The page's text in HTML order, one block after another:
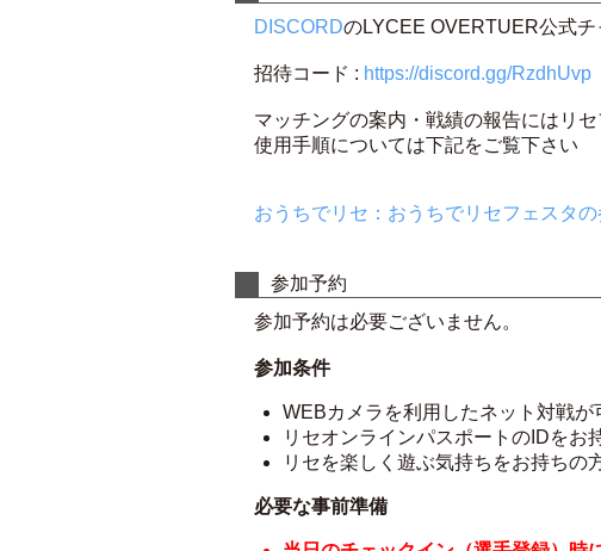
DISCORDのLYCEE OVERTUER公式チ
招待コード : https://discord.gg/RzdhUvp
マッチングの案内・戦績の報告にはリセ
使用手順については下記をご覧下さい
おうちでリセ：おうちでリセフェスタ
参加予約
参加予約は必要ございません。
参加条件
WEBカメラを利用したネット対戦が
リセオンラインパスポートのIDをお
リセを楽しく遊ぶ気持ちをお持ちの
必要な事前準備